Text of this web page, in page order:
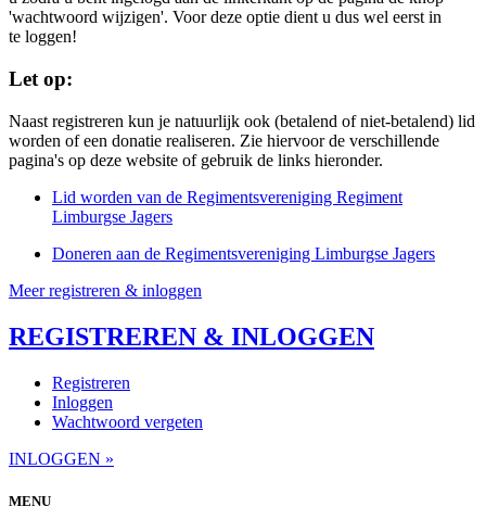
'wachtwoord wijzigen'. Voor deze optie dient u dus wel eerst in
te loggen!
Let op:
Naast registreren kun je natuurlijk ook (betalend of niet-betalend) lid
worden of een donatie realiseren. Zie hiervoor de verschillende
pagina's op deze website of gebruik de links hieronder.
Lid worden van de Regimentsvereniging Regiment
Limburgse Jagers
Doneren aan de Regimentsvereniging Limburgse Jagers
Meer registreren & inloggen
REGISTREREN & INLOGGEN
Registreren
Inloggen
Wachtwoord vergeten
INLOGGEN »
MENU